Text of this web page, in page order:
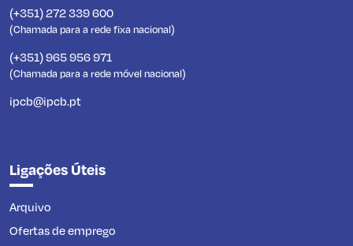
(+351) 272 339 600
(Chamada para a rede fixa nacional)
(+351) 965 956 971
(Chamada para a rede móvel nacional)
ipcb@ipcb.pt
Ligações Úteis
Arquivo
Ofertas de emprego